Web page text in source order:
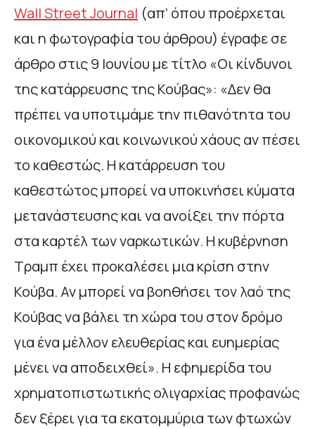
WallStreetJournal (απ’ όπου προέρχεται
και η φωτογραφία του άρθρου) έγραφε σε
άρθρο στις 9 Ιουνίου με τίτλο «Οι κίνδυνοι
της κατάρρευσης της Κούβας»: «Δεν θα
πρέπει να υποτιμάμε την πιθανότητα του
οικονομικού και κοινωνικού χάους αν πέσει
το καθεστώς. Η κατάρρευση του
καθεστώτος μπορεί να υποκινήσει κύματα
μετανάστευσης και να ανοίξει την πόρτα
στα καρτέλ των ναρκωτικών. Η κυβέρνηση
Τραμπ έχει προκαλέσει μια κρίση στην
Κούβα. Αν μπορεί να βοηθήσει τον λαό της
Κούβας να βάλει τη χώρα του στον δρόμο
για ένα μέλλον ελευθερίας και ευημερίας
μένει να αποδειχθεί». Η εφημερίδα του
χρηματοπιστωτικής ολιγαρχίας προφανώς
δεν ξέρει για τα εκατομμύρια των φτωχών